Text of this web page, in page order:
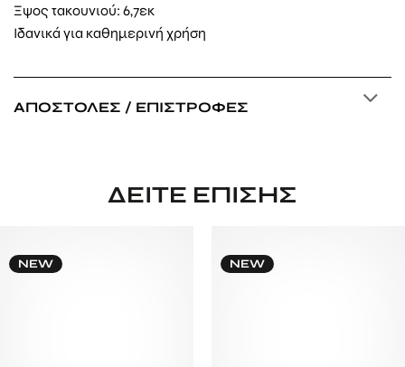
Ξψος τακουνιού: 6,7εκ
Ιδανικά για καθημερινή χρήση
ΑΠΟΣΤΟΛΈΣ / ΕΠΙΣΤΡΟΦΈΣ
ΔΕΊΤΕ ΕΠΊΣΗΣ
NEW NEW